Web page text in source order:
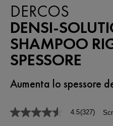
DERCOS
DENSI-
SHAMPOO
SPESSORE
Aumenta lo spessore
4.5 4.5(327)